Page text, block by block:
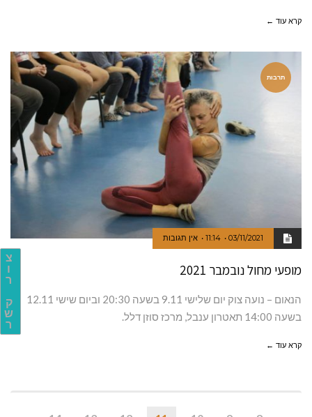
צ
ו
ר
ק
ש
ר
קרא עוד ←
תרבות
03/11/2021
11:14 אין תגובות
מופעי מחול נובמבר 2021
הנאום – נועה צוק יום שלישי 9.11 בשעה 20:30 וביום שישי 12.11
בשעה 14:00 תאטרון ענבל, מרכז סוזן דלל.
קרא עוד ←